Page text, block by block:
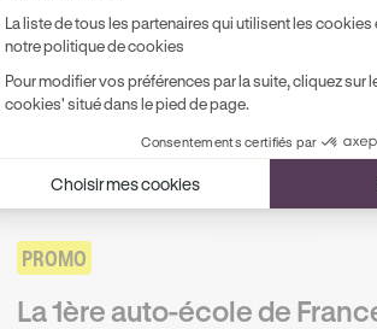
pour réaliser des sessions d’initiation
tout pédagogique puisqu’il doit
les règles de base d’une conduite
touchés par la mortalité routière : les
JUSQU'À -100 € SUR
PROMO
La 1ère auto-école de
La liste de tous les partenaires qui utilisent les
notre politique de cookies
Pour modifier vos préférences par la suite, cliquez sur
cookies' situé dans le pied de page.
Consentements certifiés par
Choisir mes cookies